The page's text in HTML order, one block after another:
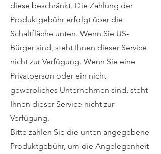
diese beschränkt. Die Zahlung der
Produktgebühr erfolgt über die
Schaltfläche unten. Wenn Sie US-
Bürger sind, steht Ihnen dieser Service
nicht zur Verfügung. Wenn Sie eine
Privatperson oder ein nicht
gewerbliches Unternehmen sind, steht
Ihnen dieser Service nicht zur
Verfügung.
Bitte zahlen Sie die unten angegebene
Produktgebühr, um die Angelegenheit